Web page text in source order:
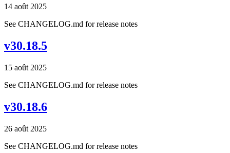
14 août 2025
See CHANGELOG.md for release notes
v30.18.5
15 août 2025
See CHANGELOG.md for release notes
v30.18.6
26 août 2025
See CHANGELOG.md for release notes